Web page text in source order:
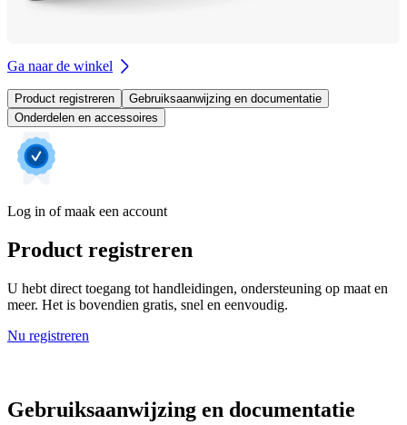
Ga naar de winkel
Product registreren
Gebruiksaanwijzing en documentatie
Onderdelen en accessoires
Log in of maak een account
Product registreren
U hebt direct toegang tot handleidingen, ondersteuning op maat en
meer. Het is bovendien gratis, snel en eenvoudig.
Nu registreren
Gebruiksaanwijzing en documentatie